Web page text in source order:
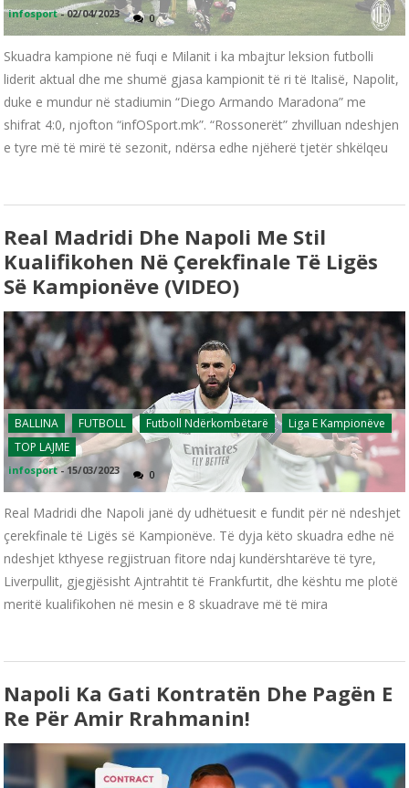
infosport -02/04/2023 0
Skuadra kampione në fuqi e Milanit i ka mbajtur leksion futbolli
liderit aktual dhe me shumë gjasa kampionit të ri të Italisë, Napolit,
duke e mundur në stadiumin “Diego Armando Maradona” me
shifrat 4:0, njofton “infOSport.mk”. “Rossonerët” zhvilluan ndeshjen
e tyre më të mirë të sezonit, ndërsa edhe njëherë tjetër shkëlqeu
Real Madridi Dhe Napoli Me Stil
Kualifikohen Në Çerekfinale Të Ligës
Së Kampionëve (VIDEO)
BALLINA FUTBOLL Futboll Ndërkombëtarë
Liga E Kampionëve
TOP LAJME
infosport -15/03/2023 0
Real Madridi dhe Napoli janë dy udhëtuesit e fundit për në ndeshjet
çerekfinale të Ligës së Kampionëve. Të dyja këto skuadra edhe në
ndeshjet kthyese regjistruan fitore ndaj kundërshtarëve të tyre,
Liverpullit, gjegjësisht Ajntrahtit të Frankfurtit, dhe kështu me plotë
meritë kualifikohen në mesin e 8 skuadrave më të mira
Napoli Ka Gati Kontratën Dhe Pagën E
Re Për Amir Rrahmanin!